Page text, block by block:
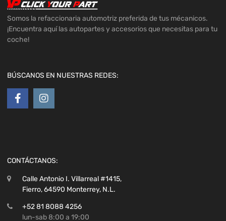
Somos la refaccionaria automotriz preferida de tus mécanicos.
¡Encuentra aquí las autopartes y accesorios que necesitas para tu
coche!
BÚSCANOS EN NUESTRAS REDES:
CONTÁCTANOS:
Calle Antonio I. Villarreal #1415,
Fierro, 64590 Monterrey, N.L.
+52 81 8088 4256
lun-sab 8:00 a 19:00